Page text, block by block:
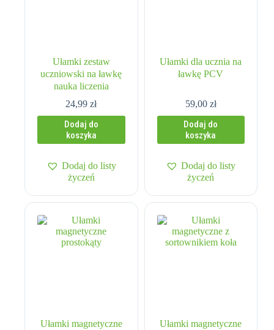
Ułamki zestaw
uczniowski na ławkę
nauka liczenia
24,99zł
Dodaj do
koszyka
Dodaj do listy
życzeń
Ułamki dla ucznia na
ławkę PCV
59,00 zł
Dodaj do
koszyka
Dodaj do listy
życzeń
Ułamki magnetyczne
Ułamki magnetyczne